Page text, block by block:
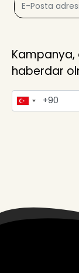
Kampanya,
haberdar